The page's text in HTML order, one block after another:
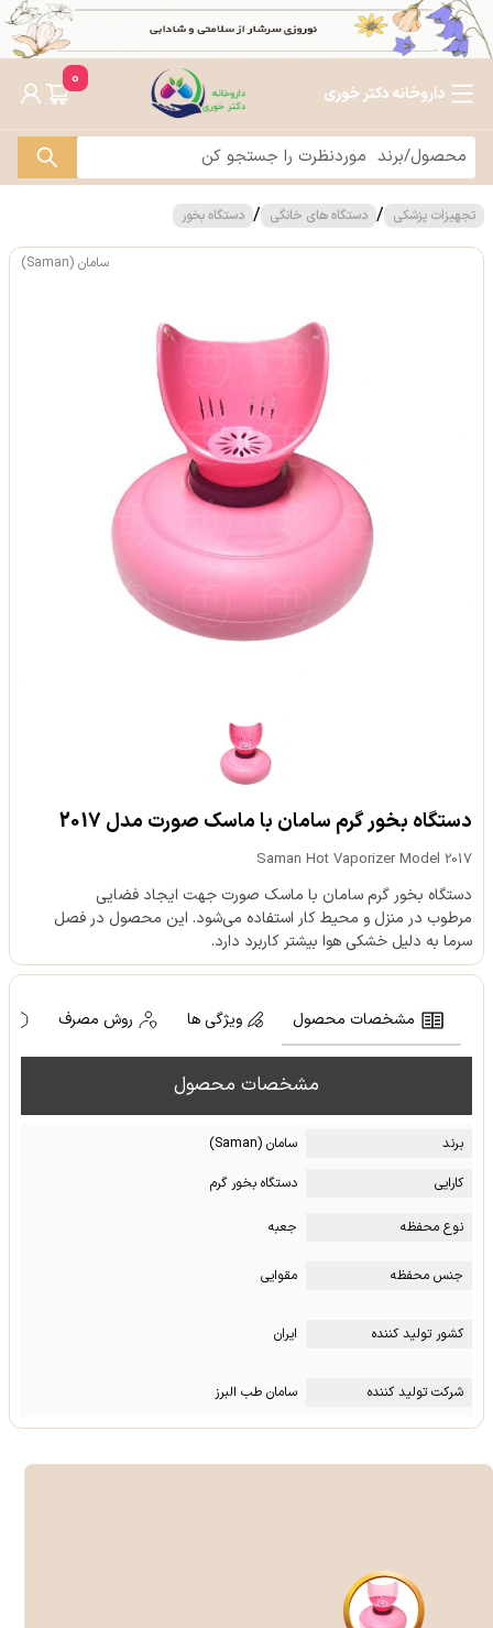
داروخانه دکتر خوری
0
تجهیزات پزشکی / دستگاه های خانگی / دستگاه بخور
سامان (Saman)
دستگاه بخور گرم سامان با ماسک صورت مدل 2017
Saman Hot Vaporizer Model 2017
دستگاه بخور گرم سامان با ماسک صورت جهت ایجاد فضایی
مرطوب در منزل و محیط کار استفاده می‌شود. این محصول در فصل
سرما به دلیل خشکی هوا بیشتر کاربرد دارد.
مشخصات محصول ویژگی ها روش مصرف
مشخصات محصول
برند
سامان (Saman)
کارایی
دستگاه بخور گرم
نوع محفظه جعبه
جنس محفظه مقوایی
کشور تولید کننده ایران
شرکت تولید کننده سامان طب البرز